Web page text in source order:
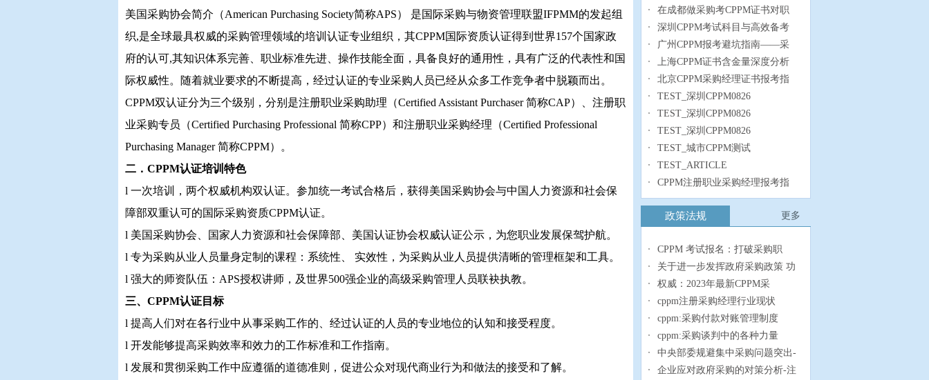
美国采购协会简介（American Purchasing Society简称APS） 是国际采购与物资管理联盟IFPMM的发起组
织,是全球最具权威的采购管理领域的培训认证专业组织，其CPPM国际资质认证得到世界157个国家政
府的认可,其知识体系完善、职业标准先进、操作技能全面，具备良好的通用性，具有广泛的代表性和国
际权威性。随着就业要求的不断提高，经过认证的专业采购人员已经从众多工作竞争者中脱颖而出。
CPPM双认证分为三个级别，分别是注册职业采购助理（Certified Assistant Purchaser 简称CAP）、注册职
业采购专员（Certified Purchasing Professional 简称CPP）和注册职业采购经理（Certified Professional
Purchasing Manager 简称CPPM）。
二．CPPM认证培训特色
l 一次培训，两个权威机构双认证。参加统一考试合格后，获得美国采购协会与中国人力资源和社会保
障部双重认可的国际采购资质CPPM认证。
l 美国采购协会、国家人力资源和社会保障部、美国认证协会权威认证公示，为您职业发展保驾护航。
l 专为采购从业人员量身定制的课程：系统性、 实效性，为采购从业人员提供清晰的管理框架和工具。
l 强大的师资队伍：APS授权讲师，及世界500强企业的高级采购管理人员联袂执教。
三、CPPM认证目标
l 提高人们对在各行业中从事采购工作的、经过认证的人员的专业地位的认知和接受程度。
l 开发能够提高采购效率和效力的工作标准和工作指南。
l 发展和贯彻采购工作中应遵循的道德准则，促进公众对现代商业行为和做法的接受和了解。
在成都做采购考CPPM证书对职
深圳CPPM考试科目与高效备考
广州CPPM报考避坑指南——采
上海CPPM证书含金量深度分析
北京CPPM采购经理证书报考指
TEST_深圳CPPM0826
TEST_深圳CPPM0826
TEST_深圳CPPM0826
TEST_城市CPPM测试
TEST_ARTICLE
CPPM注册职业采购经理报考指
更多
政策法规
CPPM 考试报名：打破采购职
关于进一步发挥政府采购政策 功
权威：2023年最新CPPM采
cppm注册采购经理行业现状
cppm:采购付款对账管理制度
cppm:采购谈判中的各种力量
中央部委规避集中采购问题突出-
企业应对政府采购的对策分析-注